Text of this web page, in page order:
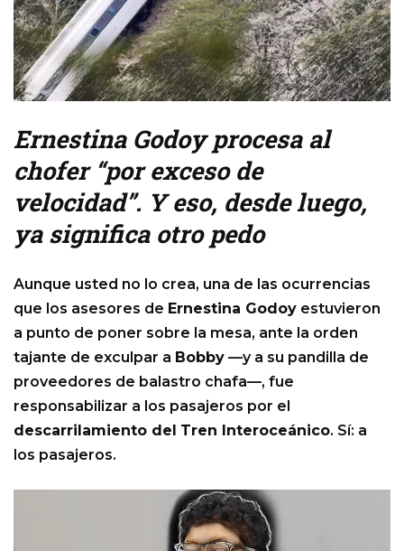
Ernestina Godoy procesa al
chofer “por exceso de
velocidad”. Y eso, desde luego,
ya significa otro pedo
Aunque usted no lo crea, una de las ocurrencias
que los asesores de Ernestina Godoy estuvieron
a punto de poner sobre la mesa, ante la orden
tajante de exculpar a Bobby —y a su pandilla de
proveedores de balastro chafa—, fue
responsabilizar a los pasajeros por el
descarrilamiento del Tren Interoceánico. Sí: a
los pasajeros.